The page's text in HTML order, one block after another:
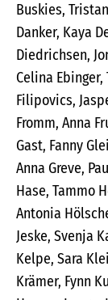
Buskies,
Danker, Kaya
Diedrichsen,
Celina
Filipovics,
Fromm, Anna
Gast, Fanny
Anna Greve,
Hase, Tammo
Antonia
Jeske, Svenja
Kelpe, Sara
Krämer, Fynn